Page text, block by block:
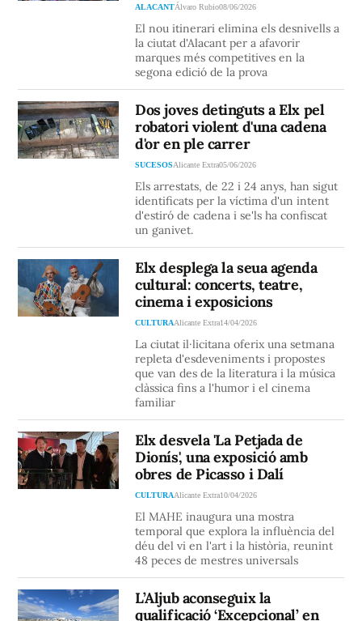
ALACANTÁlvaro Rubio08/06/2026
El nou itinerari elimina els desnivells a
la ciutat d'Alacant per a afavorir
marques més competitives en la
segona edició de la prova
Dos joves detinguts a Elx pel
robatori violent d'una cadena
d'or en ple carrer
SUCESOSAlicante Extra05/06/2026
Els arrestats, de 22 i 24 anys, han sigut
identificats per la víctima d'un intent
d'estiró de cadena i se'ls ha confiscat
un ganivet.
Elx desplega la seua agenda
cultural: concerts, teatre,
cinema i exposicions
CULTURAAlicante Extra14/04/2026
La ciutat il·licitana oferix una setmana
repleta d'esdeveniments i propostes
que van des de la literatura i la música
clàssica fins a l'humor i el cinema
familiar
Elx desvela 'La Petjada de
Dionís', una exposició amb
obres de Picasso i Dalí
CULTURAAlicante Extra10/04/2026
El MAHE inaugura una mostra
temporal que explora la influència del
déu del vi en l'art i la història, reunint
48 peces de mestres universals
L’Aljub aconseguix la
qualificació ‘Excepcional’ en